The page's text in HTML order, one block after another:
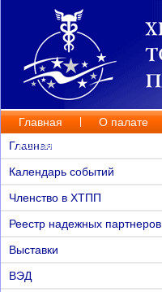
Главная О палате
Контакты
Главная
Календарь событий
Членство в ХТПП
Реестр надежных партнеров
Выставки
ВЭД